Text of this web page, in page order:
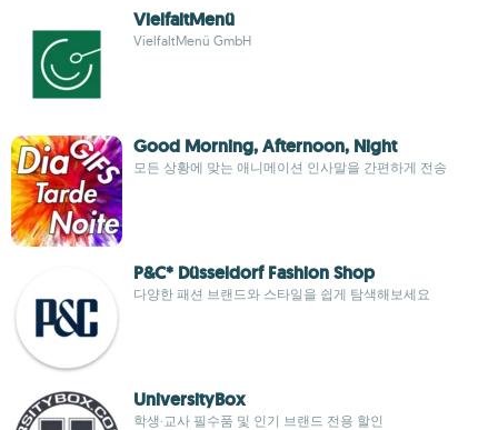
VielfaltMenü
VielfaltMenü GmbH
Good Morning, Afternoon, Night
모든 상황에 맞는 애니메이션 인사말을 간편하게 전송
P&C* Düsseldorf Fashion Shop
다양한 패션 브랜드와 스타일을 쉽게 탐색해보세요
UniversityBox
학생·교사 필수품 및 인기 브랜드 전용 할인